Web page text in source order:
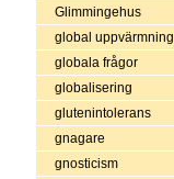
Glimmingehus
global uppvärmning
globala frågor
globalisering
glutenintolerans
gnagare
gnosticism